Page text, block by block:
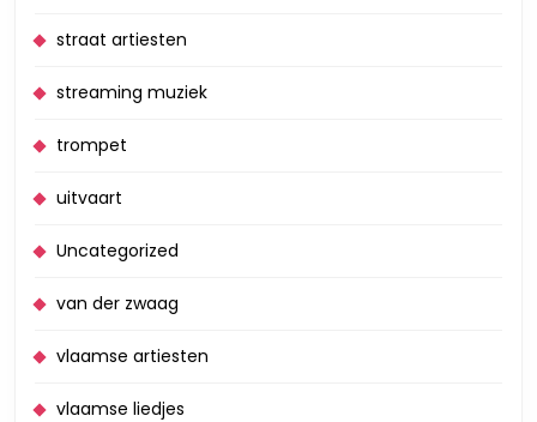
straat artiesten
streaming muziek
trompet
uitvaart
Uncategorized
van der zwaag
vlaamse artiesten
vlaamse liedjes